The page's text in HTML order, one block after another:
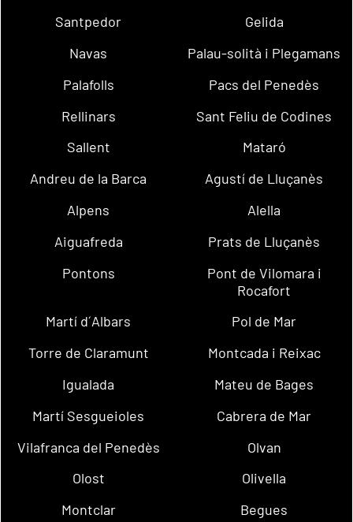
Santpedor
Gelida
Navas
Palau-solità i Plegamans
Palafolls
Pacs del Penedès
Rellinars
Sant Feliu de Codines
Sallent
Mataró
Andreu de la Barca
Agustí de Lluçanès
Alpens
Alella
Aiguafreda
Prats de Lluçanès
Pontons
Pont de Vilomara i
Rocafort
Martí d´Albars
Pol de Mar
Torre de Claramunt
Montcada i Reixac
Igualada
Mateu de Bages
Martí Sesgueioles
Cabrera de Mar
Vilafranca del Penedès
Olvan
Olost
Olivella
Montclar
Begues